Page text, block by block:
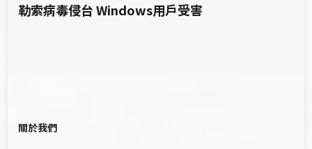
勒索病毒侵台 Windows用戶受害
關於我們